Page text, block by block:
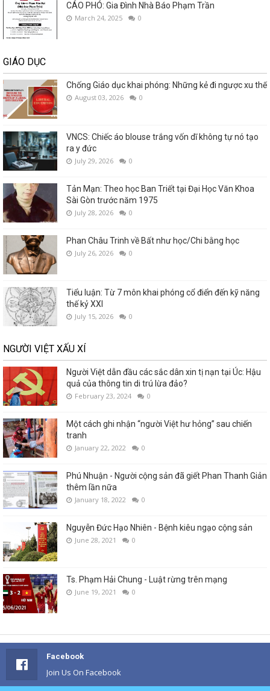
CÁO PHÓ: Gia Đình Nhà Báo Phạm Trần
March 24, 2025 0
GIÁO DỤC
Chống Giáo dục khai phóng: Những kẻ đi ngược xu thế
August 03, 2026 0
VNCS: Chiếc áo blouse trắng vốn dĩ không tự nó tạo
ra y đức
July 29, 2026 0
Tản Mạn: Theo học Ban Triết tại Đại Học Văn Khoa
Sài Gòn trước năm 1975
July 28, 2026 0
Phan Châu Trinh về Bất như học/Chi bằng học
July 26, 2026 0
Tiểu luận: Từ 7 môn khai phóng cổ điển đến kỹ năng
thế kỷ XXI
July 15, 2026 0
NGƯỜI VIỆT XẤU XÍ
Người Việt dẫn đầu các sắc dân xin tị nạn tại Úc: Hậu
quả của thông tin di trú lừa đảo?
February 23, 2024 0
Một cách ghi nhận “người Việt hư hỏng” sau chiến
tranh
January 22, 2022 0
Phú Nhuận - Người cộng sản đã giết Phan Thanh Giản
thêm lần nữa
January 18, 2022 0
Nguyễn Đức Hạo Nhiên - Bệnh kiêu ngạo cộng sản
June 28, 2021 0
Ts. Phạm Hải Chung - Luật rừng trên mạng
June 19, 2021 0
Facebook
Join Us On Facebook